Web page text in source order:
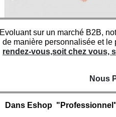
Evoluant sur un marché B2B,
de manière personnalisée et le
rendez-vous,soit chez vous,
Nous
Dans Eshop